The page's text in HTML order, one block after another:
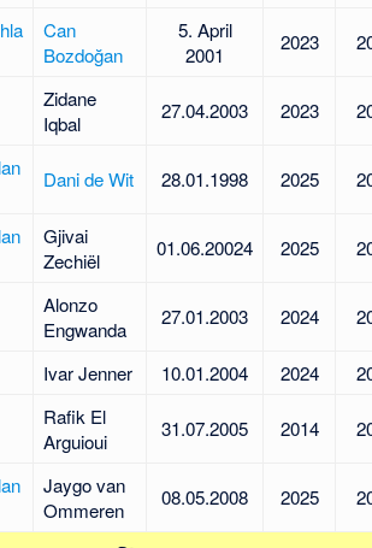
Can
Bozdoğan
5. April
2001
2023
Zidane
Iqbal
27.04.2003 2023
Dani de Wit 28.01.1998 2025
Gjivai
Zechiël
01.06.20024 2025
Alonzo
Engwanda
27.01.2003 2024
Ivar Jenner 10.01.2004 2024
Rafik El
Arguioui
31.07.2005 2014
Jaygo van
Ommeren
08.05.2008 2025